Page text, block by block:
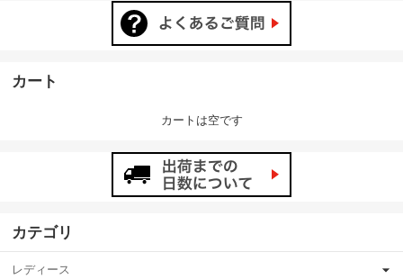
カート
カートは空です
カテゴリ
レディース